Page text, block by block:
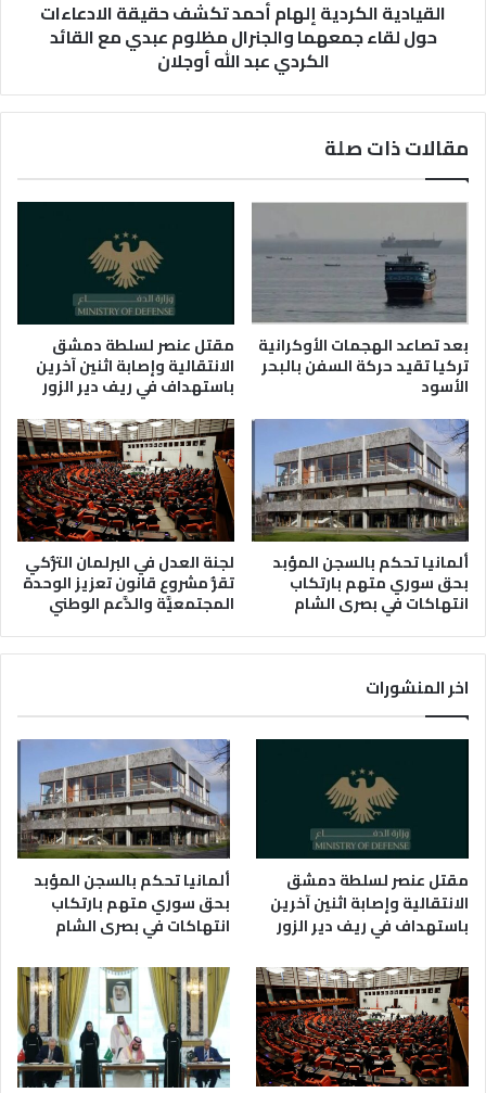
جمعهما
والجنرال
مع
الكردي
الله
القيادية الكردية إلهام أحمد تكشف حقيقة الادعاءات
حول لقاء جمعهما والجنرال مظلوم عبدي مع القائد
الكردي عبد الله أوجلان
مقالات ذات صلة
بعد تصاعد الهجمات الأوكرانية
تركيا تقيد حركة السفن بالبحر
الأسود
مقتل عنصر لسلطة دمشق
الانتقالية وإصابة اثنين آخرين
باستهداف في ريف دير الزور
ألمانيا تحكم بالسجن المؤبد
بحق سوري متهم بارتكاب
انتهاكات في بصرى الشام
لجنة العدل في البرلمان التُّركي
تقرُّ مشروع قانون تعزيز الوحدة
المجتمعيَّة والدَّعم الوطني
اخر المنشورات
مقتل عنصر لسلطة دمشق
الانتقالية وإصابة اثنين آخرين
باستهداف في ريف دير الزور
ألمانيا تحكم بالسجن المؤبد
بحق سوري متهم بارتكاب
انتهاكات في بصرى الشام